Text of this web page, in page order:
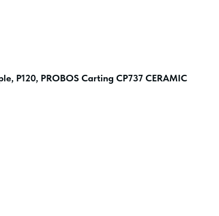
P120, PROBOS Carting CP737 CERAMIC